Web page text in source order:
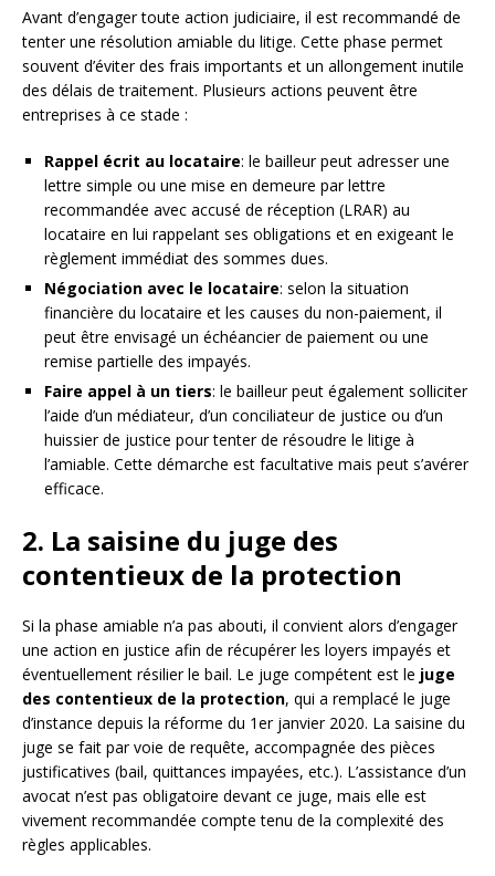
Avant d’engager toute action judiciaire, il est recommandé de
tenter une résolution amiable du litige. Cette phase permet
souvent d’éviter des frais importants et un allongement inutile
des délais de traitement. Plusieurs actions peuvent être
entreprises à ce stade :
Rappel écrit au locataire: le bailleur peut adresser une
lettre simple ou une mise en demeure par lettre
recommandée avec accusé de réception (LRAR) au
locataire en lui rappelant ses obligations et en exigeant le
règlement immédiat des sommes dues.
Négociation avec le locataire: selon la situation
financière du locataire et les causes du non-paiement, il
peut être envisagé un échéancier de paiement ou une
remise partielle des impayés.
Faire appel à un tiers: le bailleur peut également solliciter
l’aide d’un médiateur, d’un conciliateur de justice ou d’un
huissier de justice pour tenter de résoudre le litige à
l’amiable. Cette démarche est facultative mais peut s’avérer
efficace.
2. La saisine du juge des
contentieux de la protection
Si la phase amiable n’a pas abouti, il convient alors d’engager
une action en justice afin de récupérer les loyers impayés et
éventuellement résilier le bail. Le juge compétent est le juge
des contentieux de la protection, qui a remplacé le juge
d’instance depuis la réforme du 1er janvier 2020. La saisine du
juge se fait par voie de requête, accompagnée des pièces
justificatives (bail, quittances impayées, etc.). L’assistance d’un
avocat n’est pas obligatoire devant ce juge, mais elle est
vivement recommandée compte tenu de la complexité des
règles applicables.